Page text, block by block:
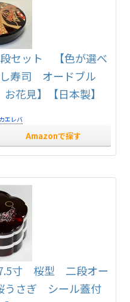
ット 【色が選べ
寿司 オードブル
見】【日本製】
カエレバ
Amazonで探す
寸 桜型 二段オー
さぎ シール蓋付